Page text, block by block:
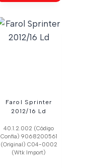
Farol Sprinter
2012/16 Ld
40.1.2.002 (Código
Confia) 9068200561
(Original) C04-0002
(Wtk Import)